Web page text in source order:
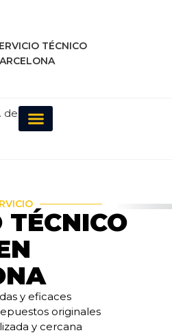
TÉCNICO
de
TÉCNICO
y eficaces
originales
y cercana